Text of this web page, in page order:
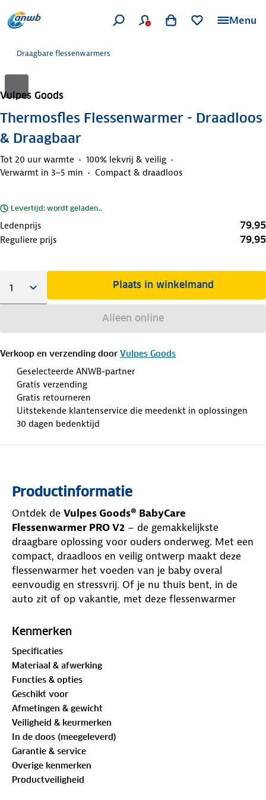
Menu
Draagbare flessenwarmers
Vulpes Goods
Thermosfles Flessenwarmer - Draadloos
& Draagbaar
Tot 20 uur warmte
100% lekvrij & veilig
Verwarmt in 3–5 min
Compact & draadloos
Levertijd: wordt geladen..
Ledenprijs 79,95
Reguliere prijs 79,95
Plaats in winkelmand
Alleen online
Verkoop en verzending door Vulpes Goods
Geselecteerde ANWB-partner
Gratis verzending
Gratis retourneren
Uitstekende klantenservice die meedenkt in oplossingen
30 dagen bedenktijd
Productinformatie
Ontdek de Vulpes Goods® BabyCare
Flessenwarmer PRO V2 – de gemakkelijkste
draagbare oplossing voor ouders onderweg. Met een
compact, draadloos en veilig ontwerp maakt deze
flessenwarmer het voeden van je baby overal
eenvoudig en stressvrij. Of je nu thuis bent, in de
auto zit of op vakantie, met deze flessenwarmer
DePRO V2combineert
krachtige6400 mAh batterij
oplaadpoortkun je meerdere keren verwarmen
zonder tussentijds opladen. De melk of voeding
bereikt de perfecte temperatuur in slechts
minuten— tot wel
modellen.
Met hetdigitale display
exact in tussen37°C en 55°C
optimale controle hebt. De
slimmewarmtebehoudfunctie
Kenmerken
Specificaties
Materiaal & afwerking
Functies & opties
Geschikt voor
Afmetingen & gewicht
Veiligheid & keurmerken
In de doos (meegeleverd)
Garantie & service
Overige kenmerken
Productveiligheid